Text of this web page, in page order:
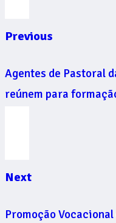
Previous
Agentes de Pastoral
reúnem para
Next
Promoção